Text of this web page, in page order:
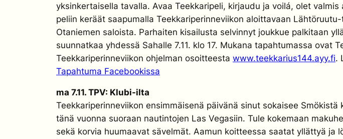
yksinkertaisella tavalla. Avaa Teekkaripeli, kirjaudu ja voilá, olet
peliin keräät saapumalla Teekkariperinneviikon aloittavaan
Otaniemen saloista. Parhaiten kisailusta selvinnyt joukkue palkitaan
suunnatkaa yhdessä Sahalle 7.11. klo 17. Mukana tapahtumassa ovat
Teekkariperinneviikon ohjelman osoitteesta www.teekkarius144.ayy.fi.
Tapahtuma Facebookissa
ma 7.11. TPV: Klubi-ilta
Teekkariperinneviikon ensimmäisenä päivänä sinut sokaisee
tänä vuonna suoraan nautintojen Las Vegasiin. Tule kokemaan
sekä korvia huumaavat sävelmät. Aamun koitteessa saatat yllättyä ja